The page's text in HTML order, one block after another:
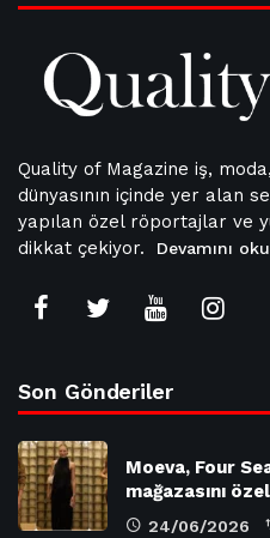
Quality of Magazine iş,
dünyasının içinde yer alan
yapılan özel röportajlar ve
dikkat çekiyor.
Devamını oku
Son Gönderiler
Moeva, Four
mağazasını
24/06/2026